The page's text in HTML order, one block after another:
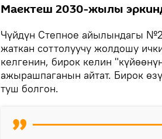
Маектеш 2030-жылы
Чүйдүн Степное айылындагы
жаткан соттолуучу жолдошу
келгенин, бирок келин
ажырашпаганын айтат. Бирок
туш болгон.